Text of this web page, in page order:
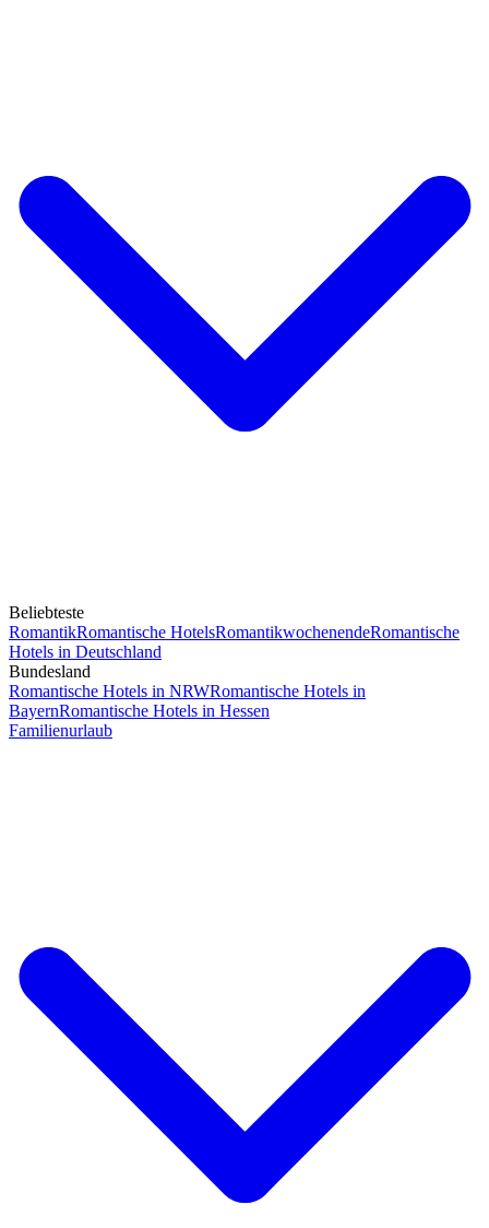
Beliebteste
RomantikRomantische HotelsRomantikwochenendeRomantische
Hotels in Deutschland
Bundesland
Romantische Hotels in NRWRomantische Hotels in
BayernRomantische Hotels in Hessen
Familienurlaub